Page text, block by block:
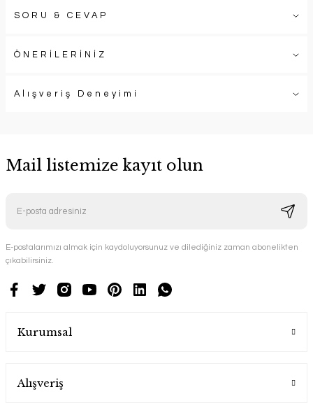
SORU & CEVAP
ÖNERİLERİNİZ
Alışveriş Deneyimi
Mail listemize kayıt olun
E-postalarımızı almak için kaydoluyorsunuz ve dilediğiniz zaman abonelikten
çıkabilirsiniz.
Kurumsal
Alışveriş